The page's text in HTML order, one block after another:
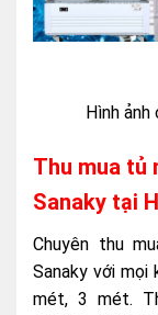
Hình
Thu mua tủ
Sanaky tại
Chuyên thu
Sanaky với
mét, 3 mét.